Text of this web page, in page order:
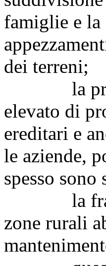
famiglie e
dei terreni;
la
elevato di
ereditari e
le aziende,
spesso
la
zone rurali